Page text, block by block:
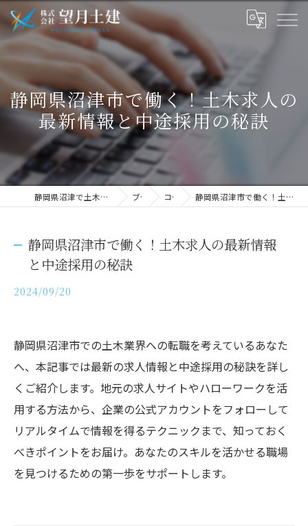
静岡県沼津市で働く！土木求人の
最新情報と中途採用の秘訣
静岡県沼津で土木の求人なら株式会社望月土建 ブログ コラム 静岡県沼津市で働く！土木求人の最新情報と中途採用の秘訣
静岡県沼津市で働く！土木求人の最新情報
と中途採用の秘訣
2024/09/20
静岡県沼津市での土木業界への転職を考えているあなた
へ、本記事では最新の求人情報と中途採用の秘訣を詳し
くご紹介します。地元の求人サイトやハローワークを活
用する方法から、企業の公式アカウントをフォローして
リアルタイムで情報を得るテクニックまで、知っておく
べきポイントをお届け。あなたのスキルを活かせる職場
を見つけるための第一歩をサポートします。